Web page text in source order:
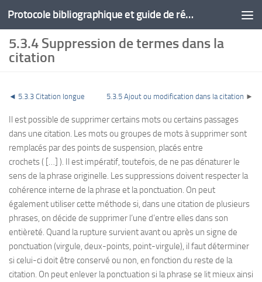
Protocole bibliographique et guide de rédaction
5.3.4 Suppression de termes dans la
citation
◄ 5.3.3 Citation longue 5.3.5 Ajout ou modification dans la citation ►
Il est possible de supprimer certains mots ou certains passages
dans une citation. Les mots ou groupes de mots à supprimer sont
remplacés par des points de suspension, placés entre
crochets ( […] ). Il est impératif, toutefois, de ne pas dénaturer le
sens de la phrase originelle. Les suppressions doivent respecter la
cohérence interne de la phrase et la ponctuation. On peut
également utiliser cette méthode si, dans une citation de plusieurs
phrases, on décide de supprimer l’une d’entre elles dans son
entièreté. Quand la rupture survient avant ou après un signe de
ponctuation (virgule, deux-points, point-virgule), il faut déterminer
si celui-ci doit être conservé ou non, en fonction du reste de la
citation. On peut enlever la ponctuation si la phrase se lit mieux ainsi